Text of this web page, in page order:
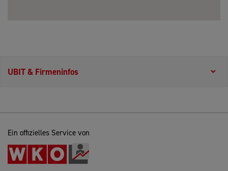
UBIT & Firmeninfos
Ein offizielles Service von